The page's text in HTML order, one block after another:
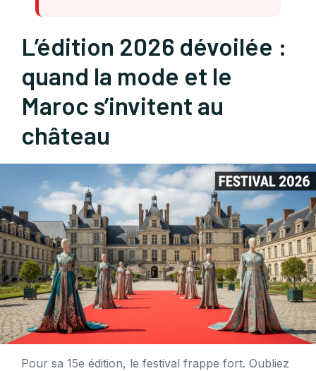
L’édition 2026 dévoilée :
quand la mode et le
Maroc s’invitent au
château
Pour sa 15e édition, le festival frappe fort. Oubliez